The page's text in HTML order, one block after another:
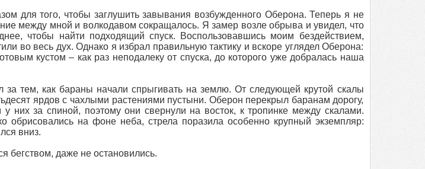
для того, чтобы заглушить завывания возбужденного Оберона. Теперь я не
между мной и волкодавом сокращалось. Я замер возле обрыва и увидел, что
чтобы найти подходящий спуск. Воспользовавшись моим бездействием,
во весь дух. Однако я избрал правильную тактику и вскоре углядел Оберона:
кустом – как раз неподалеку от спуска, до которого уже добралась наша
тем, как бараны начали спрыгивать на землю. От следующей крутой скалы
ярдов с чахлыми растениями пустыни. Оберон перекрыл баранам дорогу,
них за спиной, поэтому они свернули на восток, к тропинке между скалами.
обрисовались на фоне неба, стрела поразила особенно крупный экземпляр:
вниз.
бегством, даже не остановились.